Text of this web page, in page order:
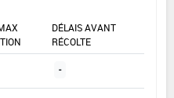
DÉLAIS AVANT
RÉCOLTE
-